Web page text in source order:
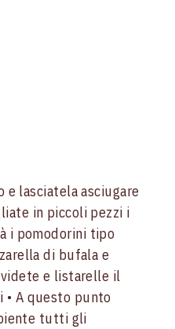
e lasciatela asciugare
in piccoli pezzi i
i pomodorini tipo
di bufala e
e listarelle il
• A questo punto
tutti gli